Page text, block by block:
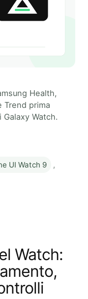
Health,
Trend prima
Galaxy Watch.
UI Watch 9
,
Watch: